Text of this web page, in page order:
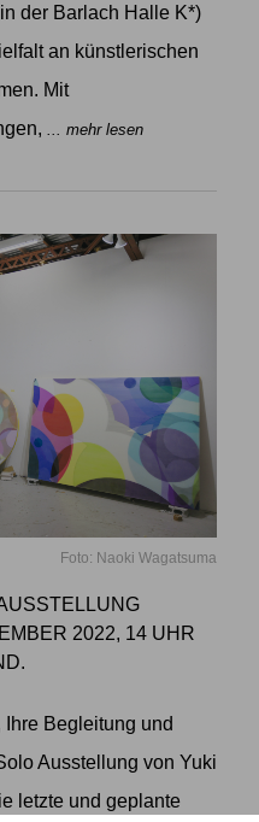
der Barlach Halle K*)
an künstlerischen
Mit
... mehr lesen
Foto: Naoki Wagatsuma
2022, 14 UHR
Begleitung und
Ausstellung von Yuki
letzte und geplante